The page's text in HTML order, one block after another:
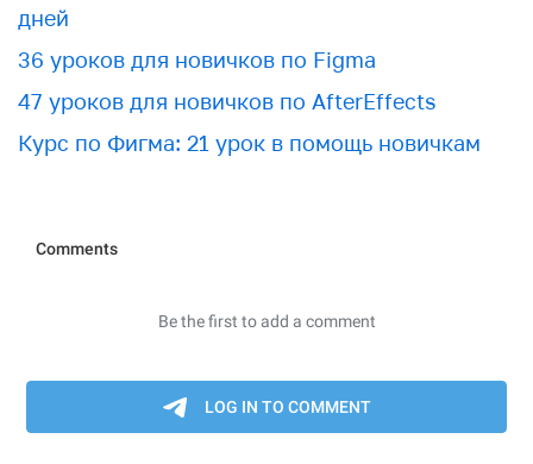
дней
36 уроков для новичков по Figma
47 уроков для новичков по AfterEffects
Курс по Фигма: 21 урок в помощь новичкам